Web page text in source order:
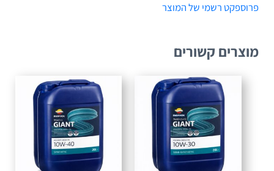
פרוספקט רשמי של המוצר
מוצרים קשורים